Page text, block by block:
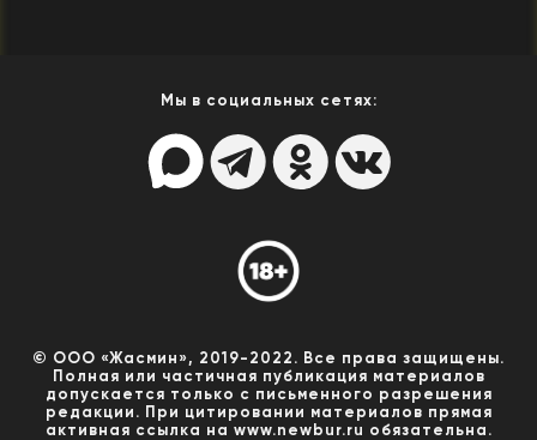
Мы в социальных сетях:
© ООО «Жасмин», 2019-2022. Все права защищены.
Полная или частичная публикация материалов
допускается только с письменного разрешения
редакции. При цитировании материалов прямая
активная ссылка на www.newbur.ru обязательна.